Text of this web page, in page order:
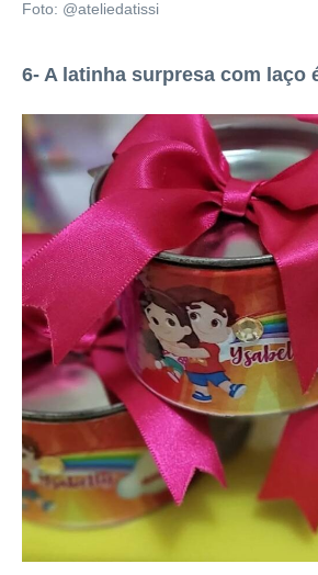
Foto: @ateliedatissi
6- A latinha surpresa com laço